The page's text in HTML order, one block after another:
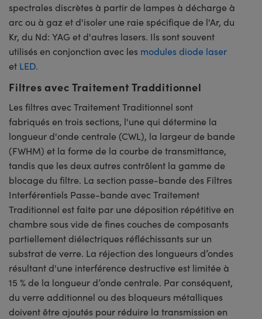
spectrales discrètes à partir de lampes à décharge à
arc ou à gaz et d'isoler une raie spécifique de l'Ar, du
Kr, du Nd: YAG et d'autres lasers. Ils sont souvent
utilisés en conjonction avec les modules diode laser
et LED.
Filtres avec Traitement Tradditionnel
Les filtres avec Traitement Traditionnel sont
fabriqués en trois sections, l'une qui détermine la
longueur d'onde centrale (CWL), la largeur de bande
(FWHM) et la forme de la courbe de transmittance,
tandis que les deux autres contrôlent la gamme de
blocage du filtre. La section passe-bande des Filtres
Interférentiels Passe-bande avec Traitement
Traditionnel est faite par une déposition répétitive en
chambre sous vide de fines couches de composants
partiellement diélectriques réfléchissants sur un
substrat de verre. La réjection des longueurs d’ondes
résultant d'une interférence destructive est limitée à
15 % de la longueur d’onde centrale. Par conséquent,
du verre additionnel ou des bloqueurs métalliques
doivent être ajoutés pour réduire la transmission en